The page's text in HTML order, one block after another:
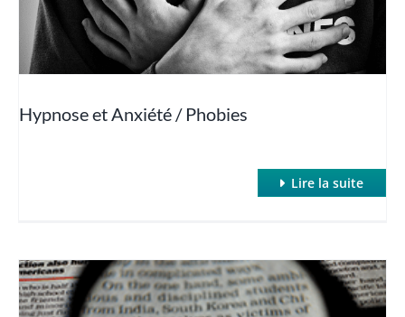
Hypnose et Anxiété / Phobies
Lire la suite